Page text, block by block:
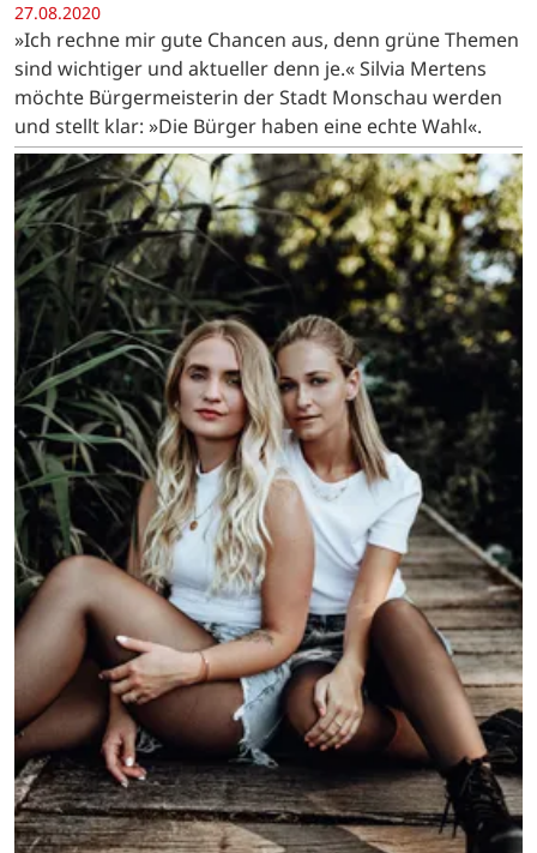
27.08.2020
»Ich rechne mir gute Chancen aus, denn grüne Themen
sind wichtiger und aktueller denn je.« Silvia Mertens
möchte Bürgermeisterin der Stadt Monschau werden
und stellt klar: »Die Bürger haben eine echte Wahl«.